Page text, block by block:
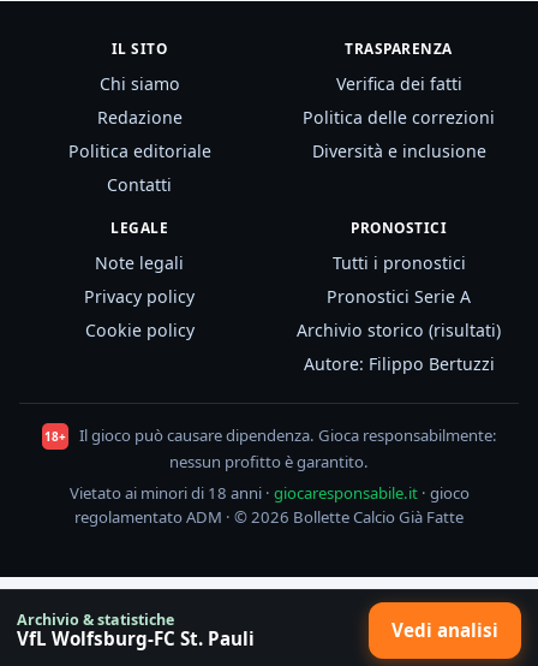
IL SITO
Chi siamo
Redazione
Politica editoriale
Contatti
TRASPARENZA
Verifica dei fatti
Politica delle correzioni
Diversità e inclusione
LEGALE
Note legali
Privacy policy
Cookie policy
PRONOSTICI
Tutti i pronostici
Pronostici Serie A
Archivio storico (risultati)
Autore: Filippo Bertuzzi
18+
Il gioco può causare dipendenza. Gioca responsabilmente:
nessun profitto è garantito.
Vietato ai minori di 18 anni · giocaresponsabile.it· gioco
regolamentato ADM · © 2026 Bollette Calcio Già Fatte
Archivio & statistiche
VfL Wolfsburg-FC St. Pauli Vedi analisi